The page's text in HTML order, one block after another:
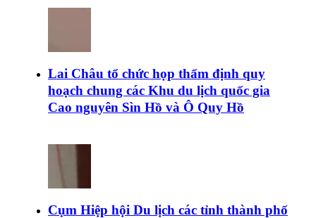
Lai Châu tổ chức họp thẩm định quy
hoạch chung các Khu du lịch quốc gia
Cao nguyên Sìn Hồ và Ô Quy Hồ
Cụm Hiệp hội Du lịch các tỉnh thành phố